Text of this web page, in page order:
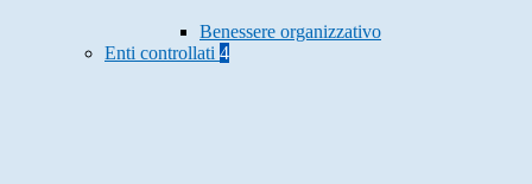
Benessere organizzativo
Enti controllati 4